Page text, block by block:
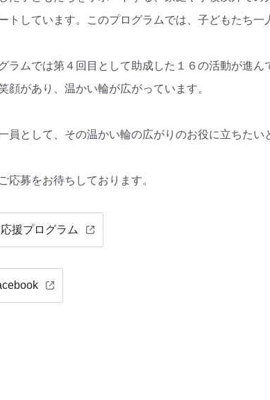
トしています。このプログラムでは、子どもたち
ラムでは第４回目として助成した１６の活動が進
顔があり、温かい輪が広がっています。
員として、その温かい輪の広がりのお役に立ちたい
応募をお待ちしております。
援プログラム